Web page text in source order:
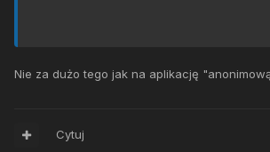
Nie za dużo tego jak na aplikację
Cytuj